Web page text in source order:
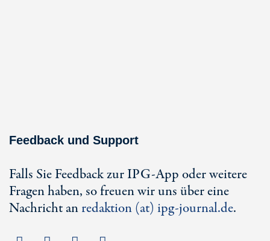
Feedback und Support
Falls Sie Feedback zur IPG-App oder weitere
Fragen haben, so freuen wir uns über eine
Nachricht anredaktion (at) ipg-journal.de.